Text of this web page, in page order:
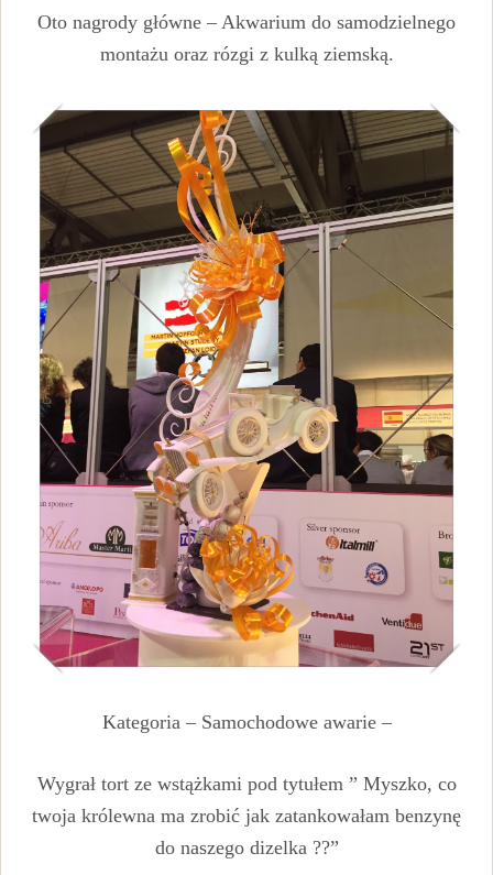
Oto nagrody główne – Akwarium do samodzielnego
montażu oraz rózgi z kulką ziemską.
Kategoria – Samochodowe awarie –
Wygrał tort ze wstążkami pod tytułem ” Myszko, co
twoja królewna ma zrobić jak zatankowałam benzynę
do naszego dizelka ??”